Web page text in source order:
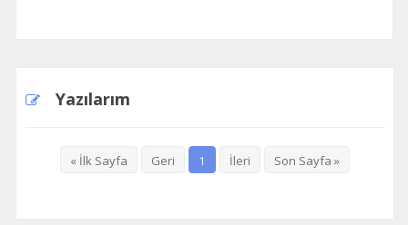
Yazılarım
« İlk Sayfa Geri 1 İleri Son Sayfa »